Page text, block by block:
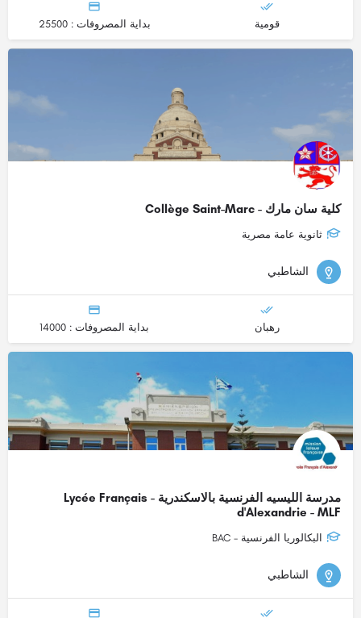
قومية بداية المصروفات : 25500
كلية سان مارك - Collège Saint-Marc
ثانوية عامة مصرية
الشاطبي
رهبان بداية المصروفات : 14000
مدرسة الليسيه الفرنسية بالاسكندرية - Lycée Français
d'Alexandrie - MLF
البكالوريا الفرنسية - BAC
الشاطبي